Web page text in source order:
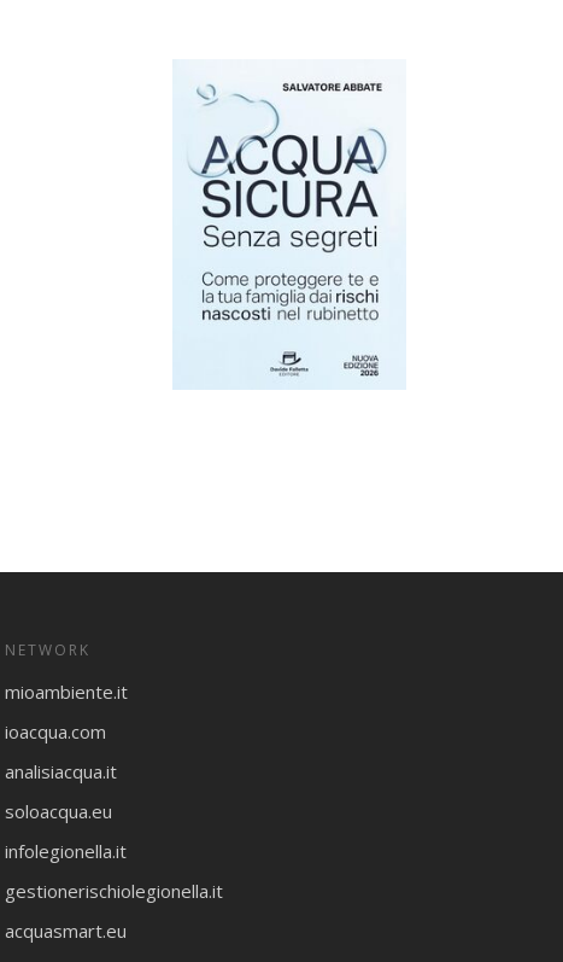
NETWORK
mioambiente.it
ioacqua.com
analisiacqua.it
soloacqua.eu
infolegionella.it
gestionerischiolegionella.it
acquasmart.eu